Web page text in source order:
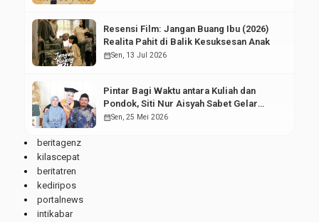
Resensi Film: Jangan Buang Ibu (2026)
Realita Pahit di Balik Kesuksesan Anak
calendar_monthSen, 13 Jul 2026
Pintar Bagi Waktu antara Kuliah dan
Pondok, Siti Nur Aisyah Sabet Gelar
Wisudawan Terbaik
calendar_monthSen, 25 Mei 2026
beritagenz
kilascepat
beritatren
kediripos
portalnews
intikabar